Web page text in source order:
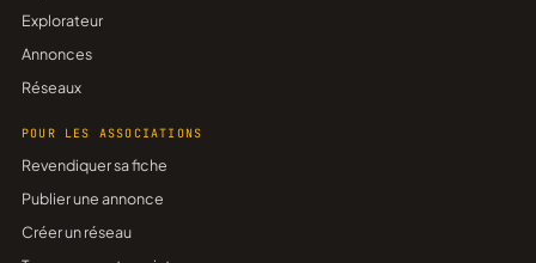
Explorateur
Annonces
Réseaux
POUR LES ASSOCIATIONS
Revendiquer sa fiche
Publier une annonce
Créer un réseau